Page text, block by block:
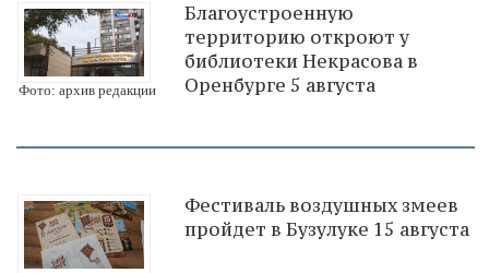
Фото: архив редакции
Благоустроенную
территорию откроют у
библиотеки Некрасова в
Оренбурге 5 августа
Фестиваль воздушных змеев
пройдет в Бузулуке 15 августа